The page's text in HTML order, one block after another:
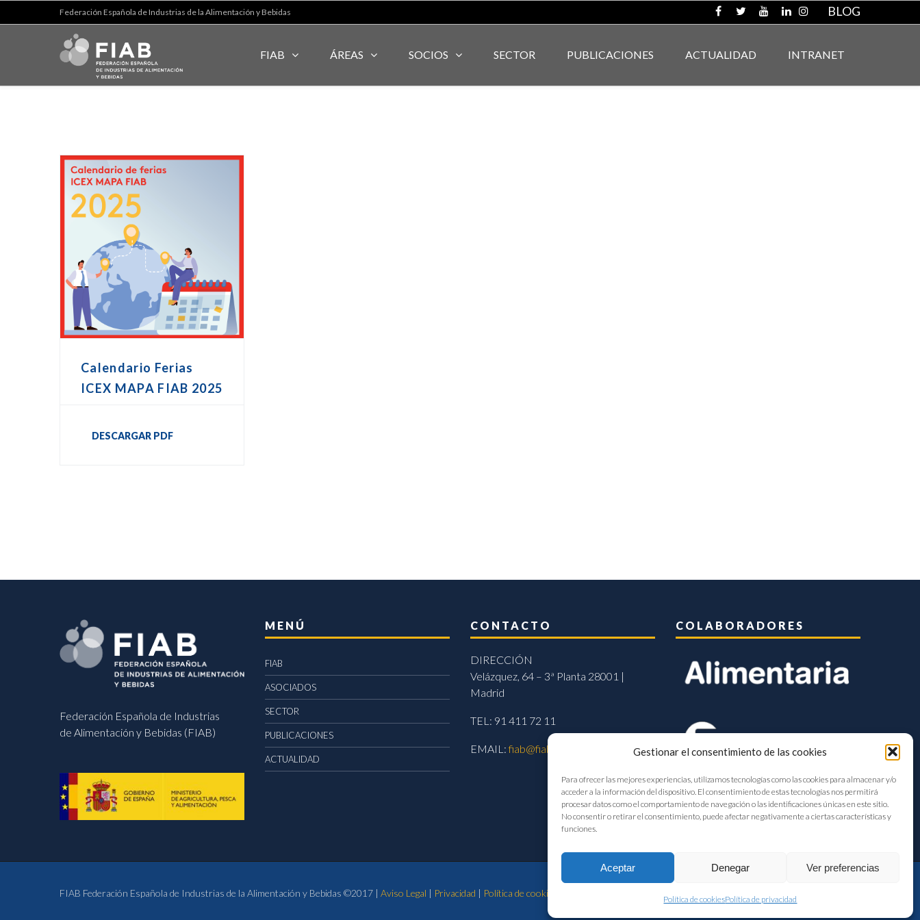
Gestionar el consentimiento de las cookies
Para ofrecer las mejores experiencias, utilizamos tecnologías como las cookies para almacenar y/o
acceder a la información del dispositivo. El consentimiento de estas tecnologías nos permitirá
procesar datos como el comportamiento de navegación o las identificaciones únicas en este sitio.
No consentir o retirar el consentimiento, puede afectar negativamente a ciertas características y
funciones.
Aceptar Denegar Ver preferencias
Política de cookiesPolítica de privacidad
Federación Española de Industrias de la Alimentación y Bebidas BLOG
FIAB ÁREAS SOCIOS SECTOR PUBLICACIONES ACTUALIDAD INTRANET
Calendario Ferias
ICEX MAPA FIAB 2025
DESCARGAR PDF
Federación Española de Industrias
de Alimentación y Bebidas (FIAB)
MENÚ
FIAB
ASOCIADOS
SECTOR
PUBLICACIONES
ACTUALIDAD
CONTACTO
DIRECCIÓN
Velázquez, 64 – 3ª Planta 28001 |
Madrid
TEL: 91 411 72 11
EMAIL:fiab@fiab.es
COLABORADORES
FIAB Federación Española de Industrias de la Alimentación y Bebidas ©2017 | Aviso Legal | Privacidad | Política de cookies